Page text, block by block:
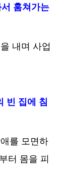
훔쳐가는
내며 사업
빈 집에 침
를 모면하
터 몸을 피